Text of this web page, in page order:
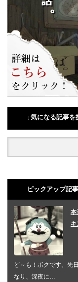
↓気になる記事を
ピックアップ記事
本
ど～も！ボクです。先
なり、深夜に…